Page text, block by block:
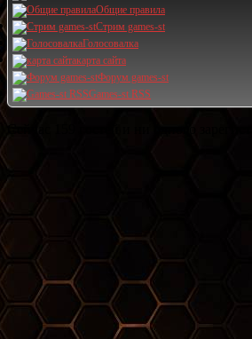
Общие правила
Стрим games-st
Голосовалка
карта сайта
Форум games-st
Games-st RSS
Сейчас 159 гостей и ни одного